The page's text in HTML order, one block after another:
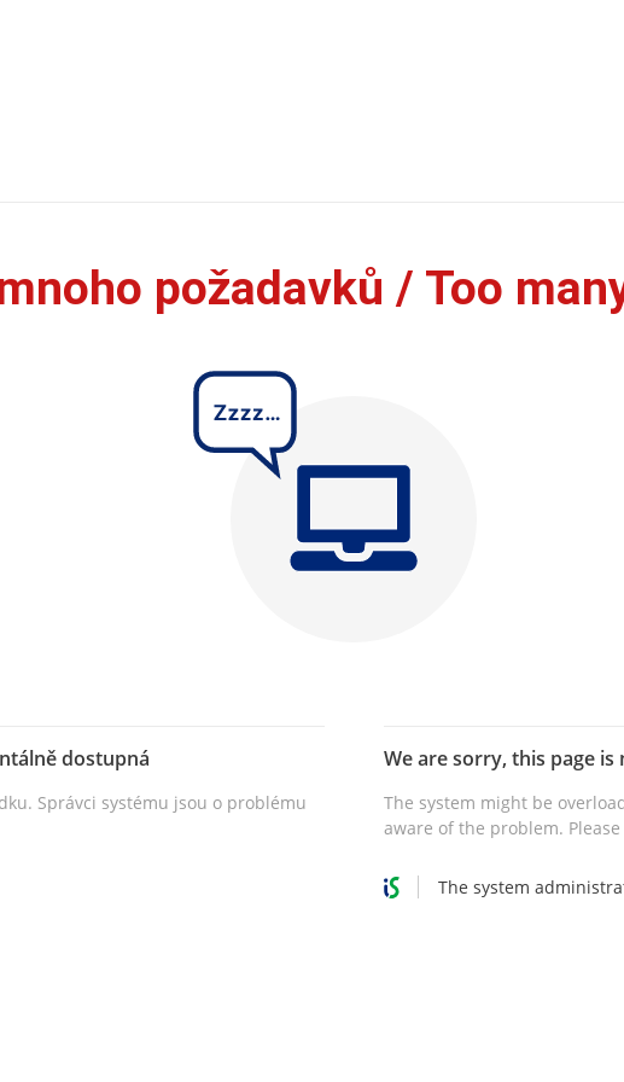
požadavků / Too
dostupná
Správci systému jsou o problému
We are sorry, this page
The system might be
aware of the problem.
The system